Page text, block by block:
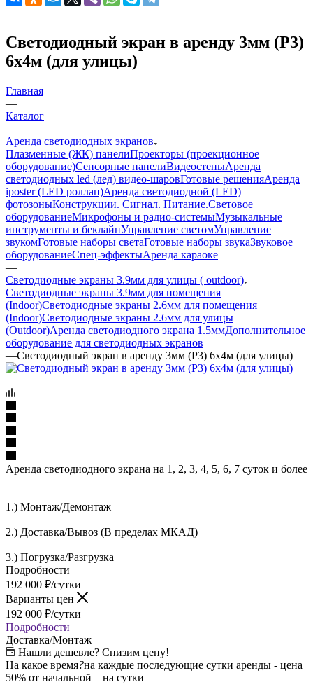
Светодиодный экран в аренду 3мм (Р3)
6х4м (для улицы)
Главная
—
Каталог
—
Аренда светодиодных экранов
Плазменные (ЖК) панелиПроекторы (проекционное
оборудование)Сенсорные панелиВидеостеныАренда
светодиодных led (лед) видео-шаровГотовые решенияАренда
iposter (LED роллап)Аренда светодиодной (LED)
фотозоныКонструкции. Сигнал. Питание.Световое
оборудованиеМикрофоны и радио-системыМузыкальные
инструменты и беклайнУправление светомУправление
звукомГотовые наборы светаГотовые наборы звукаЗвуковое
оборудованиеСпец-эффектыАренда караоке
—
Светодиодные экраны 3.9мм для улицы ( outdoor)
Светодиодные экраны 3.9мм для помещения
(Indoor)Светодиодные экраны 2.6мм для помещения
(Indoor)Светодиодные экраны 2.6мм для улицы
(Outdoor)Аренда светодиодного экрана 1.5ммДополнительное
оборудование для светодиодных экранов
—Светодиодный экран в аренду 3мм (Р3) 6х4м (для улицы)
Аренда светодиодного экрана на 1, 2, 3, 4, 5, 6, 7 суток и более
1.) Монтаж/Демонтаж
2.) Доставка/Вывоз (В пределах МКАД)
3.) Погрузка/Разгрузка
Подробности
192 000 ₽/сутки
Варианты цен
192 000 ₽/сутки
Подробности
Доставка/Монтаж
Нашли дешевле? Снизим цену!
На какое время?на каждые последующие сутки аренды - цена
50% от начальной—на сутки